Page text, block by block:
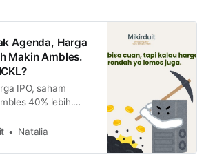
Agenda, Harga
Makin Ambles.
IPO, saham
40% lebih.
buyback dan right
dan prospek
Natalia